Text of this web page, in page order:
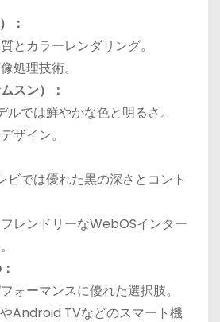
：
とカラーレンダリング。
処理技術。
スン）：
ルでは鮮やかな色と明るさ。
ザイン。
ビでは優れた黒の深さとコント
レンドリーなWebOSインター
ォーマンスに優れた選択肢。
Android TVなどのスマート機